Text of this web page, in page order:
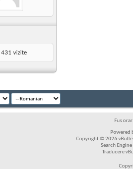
431 vizite
Fus
Powered
Copyright © 2026
Search
Traducere